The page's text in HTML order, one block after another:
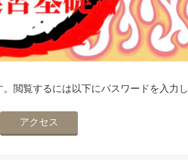
閲覧するには以下にパスワードを入力し